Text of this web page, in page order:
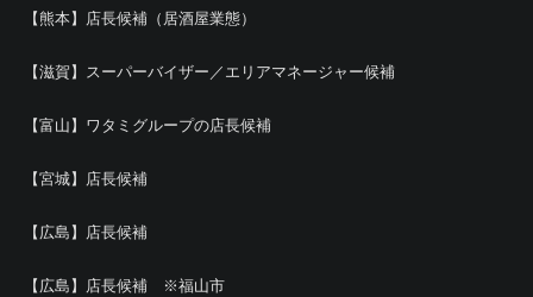
【熊本】店長候補（居酒屋業態）
【滋賀】スーパーバイザー／エリアマネージャー候補
【富山】ワタミグループの店長候補
【宮城】店長候補
【広島】店長候補
【広島】店長候補 ※福山市